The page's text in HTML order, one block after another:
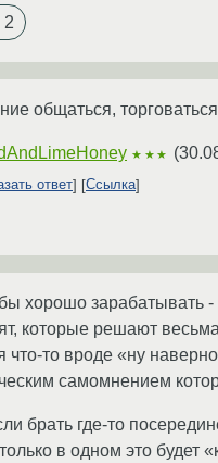
2
общаться,
★★★ (
ответ Ссылка
хорошо зарабатывать
которые решают
что-то вроде «ну
самомнением
брать где-то
в одном это будет